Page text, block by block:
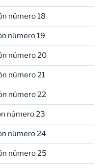
número 18
número 19
número 20
número 21
número 22
número 23
número 24
número 25